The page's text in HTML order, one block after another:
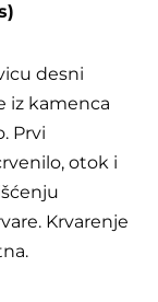
desni
iz kamenca
Prvi
otok i
Krvarenje